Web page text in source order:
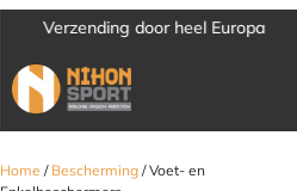
Verzending door heel Europa
Home / Bescherming / Voet- en